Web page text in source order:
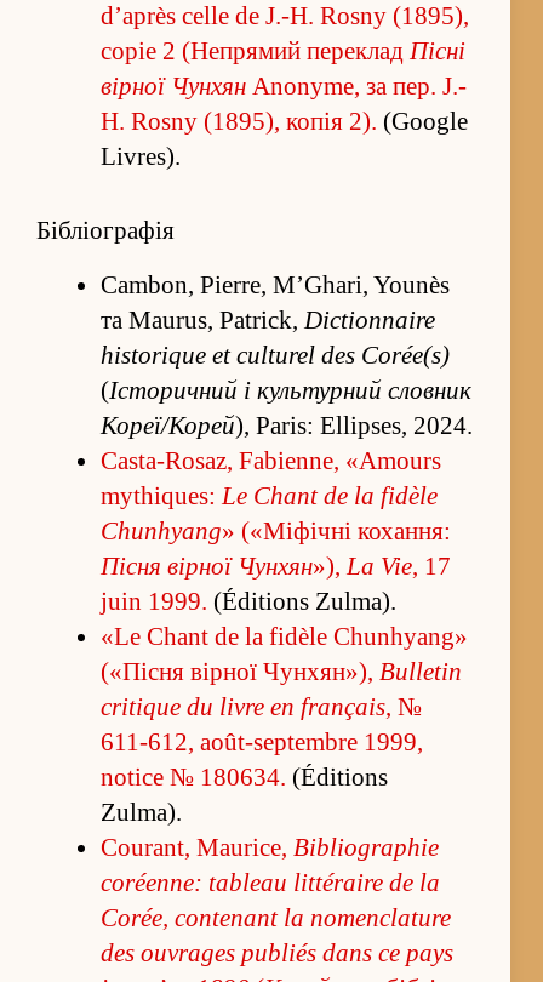
d’après celle de J.-H. Rosny (1895),
copie 2 (Непрямий пере­клад Пісні
вірної ЧунхянAnonyme, за пер. J.-
H. Rosny (1895), копія 2). (Google
Livres).
Бібліографія
Cambon, Pierre, M’Ghari, Younès
та Maurus, Patrick,Dictionnaire
historique et culturel des Corée(s)
(Історичний і культурний словник
Кореї/Корей), Paris: Ellipses, 2024.
Casta-Rosaz, Fabienne, «Amours
mythiques:Le Chant de la fidèle
Chunhyang» («Міфічні коха­н­ня:
Пісня вірної Чунхян»),La Vie, 17
juin 1999. (Éditions Zulma).
«Le Chant de la fidèle Chunhyang»
(«Пісня вірної Чунхян»), Bulletin
critique du livre en français, №
611-612, août-septembre 1999,
notice № 180634. (Éditions
Zulma).
Courant, Maurice, Bibliographie
coréenne: tableau littéraire de la
Corée, contenant la nomenclature
des ouvrages publiés dans ce pays